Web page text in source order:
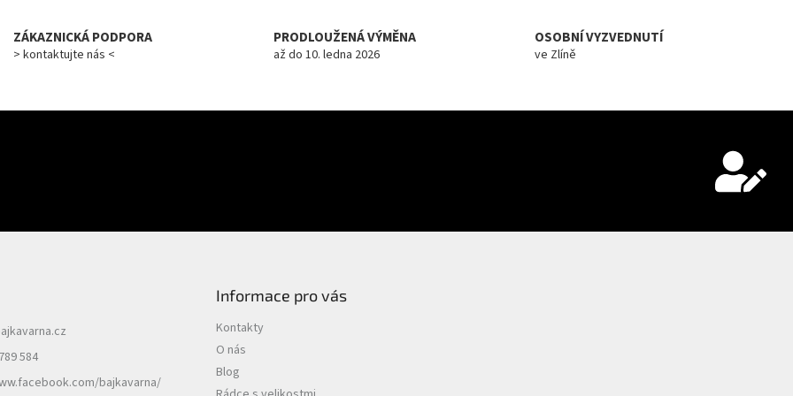
ZÁKAZNICKÁ PODPORA
> kontaktujte nás <
PRODLOUŽENÁ VÝMĚNA
až do 10. ledna 2026
OSOBNÍ VYZVEDNUTÍ
ve Zlíně
584
bajkavarna/
Informace pro vás
Kontakty
O nás
Blog